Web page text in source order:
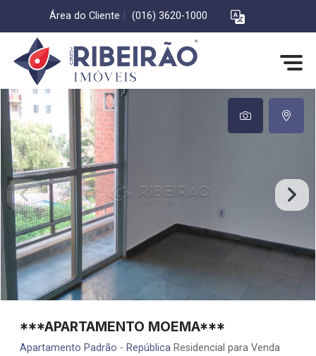
Área do Cliente (016) 3620-1000
***APARTAMENTO MOEMA***
Apartamento Padrão - República Residencial para Venda